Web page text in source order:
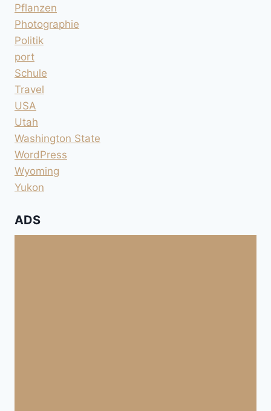
Pflanzen
Photographie
Politik
port
Schule
Travel
USA
Utah
Washington State
WordPress
Wyoming
Yukon
ADS